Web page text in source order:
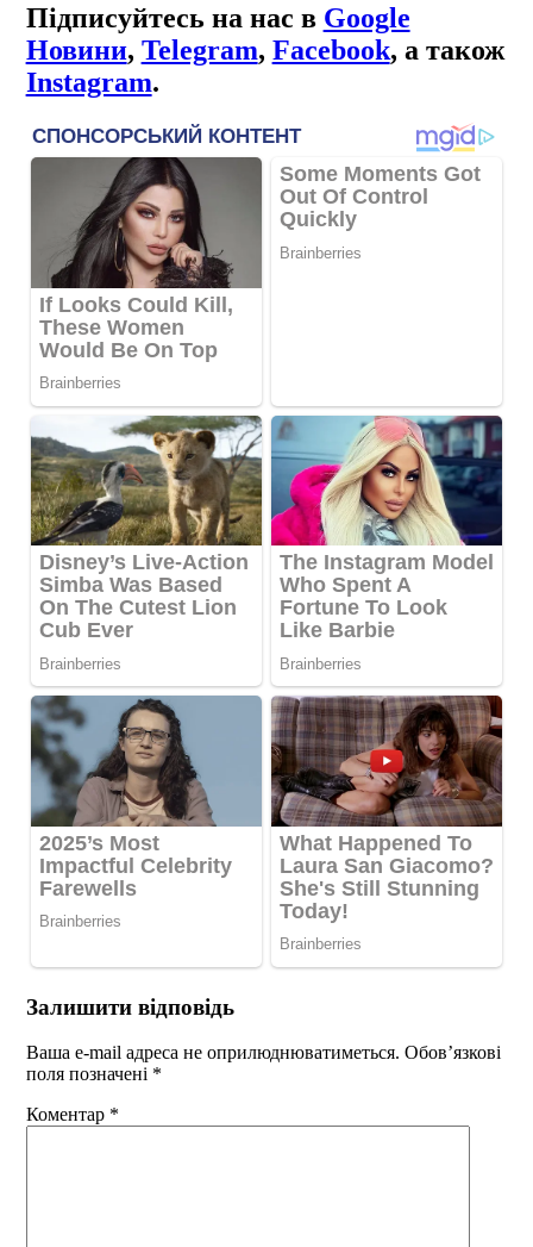
Підписуйтесь на нас в Google
Новини, Telegram, Facebook, а також
Instagram.
Залишити відповідь
Ваша e-mail адреса не оприлюднюватиметься. Обов’язкові
поля позначені *
Коментар *